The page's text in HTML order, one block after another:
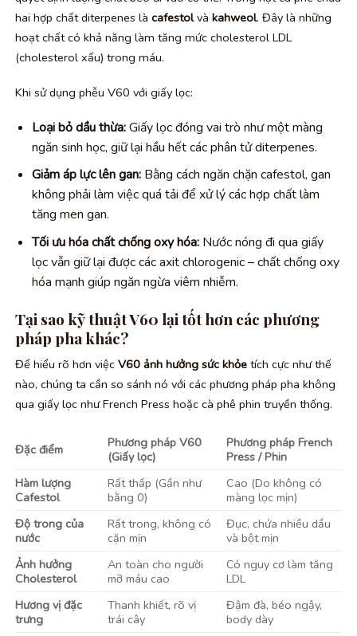
hai hợp chất diterpenes là cafestolvà kahweol. Đây là những
hoạt chất có khả năng làm tăng mức cholesterol LDL
(cholesterol xấu) trong máu.
Khi sử dụng phễu V60 với giấy lọc:
Loại bỏ dầu thừa:Giấy lọc đóng vai trò như một màng
ngăn sinh học, giữ lại hầu hết các phân tử diterpenes.
Giảm áp lực lên gan:Bằng cách ngăn chặn cafestol, gan
không phải làm việc quá tải để xử lý các hợp chất làm
tăng men gan.
Tối ưu hóa chất chống oxy hóa:Nước nóng đi qua giấy
lọc vẫn giữ lại được các axit chlorogenic – chất chống oxy
hóa mạnh giúp ngăn ngừa viêm nhiễm.
Tại sao kỹ thuật V60 lại tốt hơn các phương
pháp pha khác?
Để hiểu rõ hơn việc V60 ảnh hưởng sức khỏe tích cực như thế
nào, chúng ta cần so sánh nó với các phương pháp pha không
qua giấy lọc như French Press hoặc cà phê phin truyền thống.
Đặc điểm
Phương pháp V60
(Giấy lọc)
Phương pháp French
Press / Phin
Hàm lượng
Cafestol
Rất thấp (Gần như
bằng 0)
Cao (Do không có
màng lọc mịn)
Độ trong của
nước
Rất trong, không có
cặn mịn
Đục, chứa nhiều dầu
và bột mịn
Ảnh hưởng
Cholesterol
An toàn cho người
mỡ máu cao
Có nguy cơ làm tăng
LDL
Hương vị đặc
trưng
Thanh khiết, rõ vị
trái cây
Đậm đà, béo ngậy,
body dày